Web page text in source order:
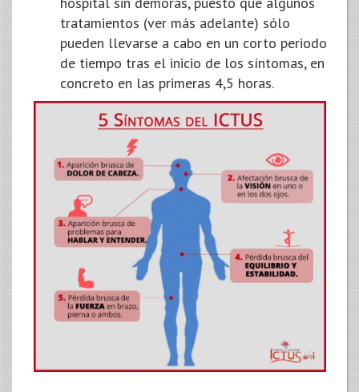
tratamientos (ver más adelante) sólo
pueden llevarse a cabo en un corto periodo
de tiempo tras el inicio de los síntomas, en
concreto en las primeras 4,5 horas.